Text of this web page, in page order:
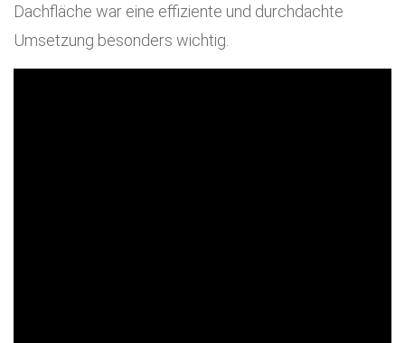
Dachfläche war eine effiziente und durchdachte
Umsetzung besonders wichtig.